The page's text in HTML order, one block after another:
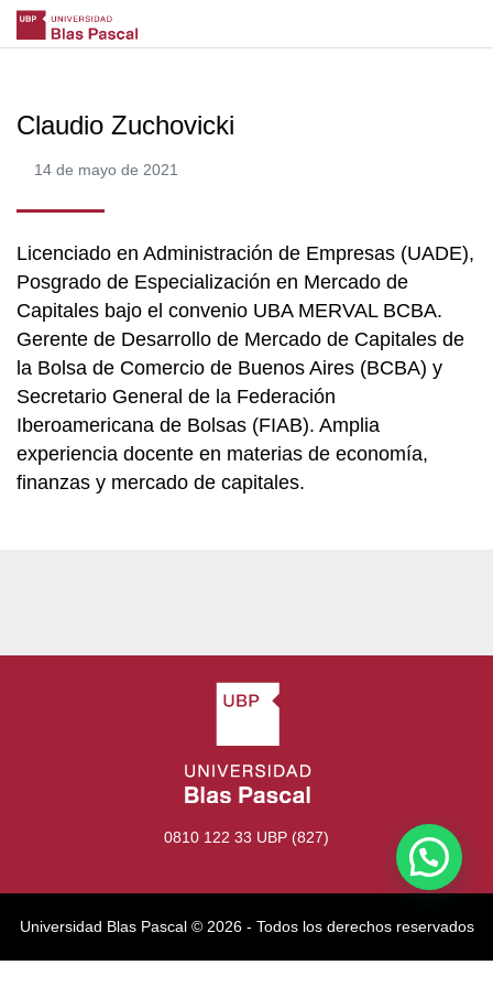
Claudio Zuchovicki
14 de mayo de 2021
Licenciado en Administración de Empresas (UADE),
Posgrado de Especialización en Mercado de
Capitales bajo el convenio UBA MERVAL BCBA.
Gerente de Desarrollo de Mercado de Capitales de
la Bolsa de Comercio de Buenos Aires (BCBA) y
Secretario General de la Federación
Iberoamericana de Bolsas (FIAB). Amplia
experiencia docente en materias de economía,
finanzas y mercado de capitales.
0810 122 33 UBP (827)
Universidad Blas Pascal ©️ 2026 - Todos los derechos reservados